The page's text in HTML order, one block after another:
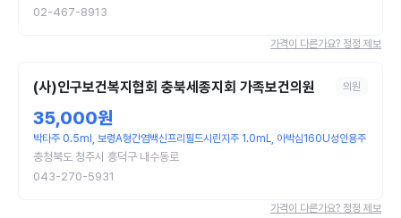
02-467-8913
가격이 다른가요? 정정 제보
(사)인구보건복지협회 충북세종지회 가족보건의원 의원
35,000원
박타주 0.5ml, 보령A형간염백신프리필드시린지주 1.0mL, 아박심160U성인용주
충청북도 청주시 흥덕구 내수동로
043-270-5931
가격이 다른가요? 정정 제보